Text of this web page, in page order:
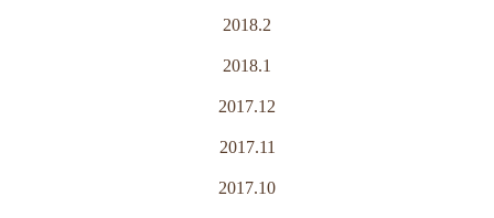
2018.2
2018.1
2017.12
2017.11
2017.10